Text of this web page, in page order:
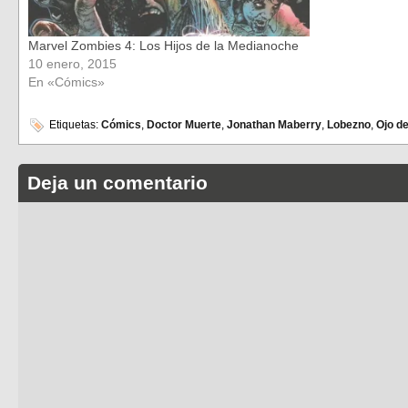
Marvel Zombies 4: Los Hijos de la Medianoche
10 enero, 2015
En «Cómics»
Etiquetas: Cómics, Doctor Muerte, Jonathan Maberry, Lobezno, Ojo
Deja un comentario